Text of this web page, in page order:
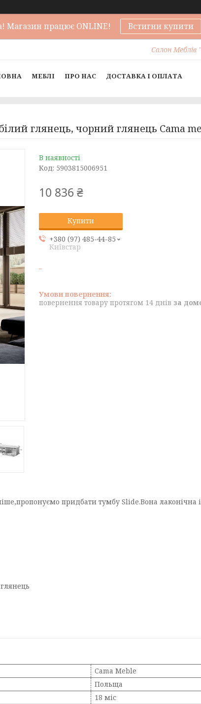
Магазин працює ONLINE! Встигни купити
Салон Меблів
МЕБЛІ ПРО НАС ДОСТАВКА І ОПЛАТА
глянець, чорний глянець Cama
В наявності
Код: 5903815006951
10 836 ₴
Купити
+380 (97) 485-44-85
Київстар
повернення товару протягом 14 днів за
придбати тумбу Slide.Вона лаконічна
Cama Meble
Польща
18 міс